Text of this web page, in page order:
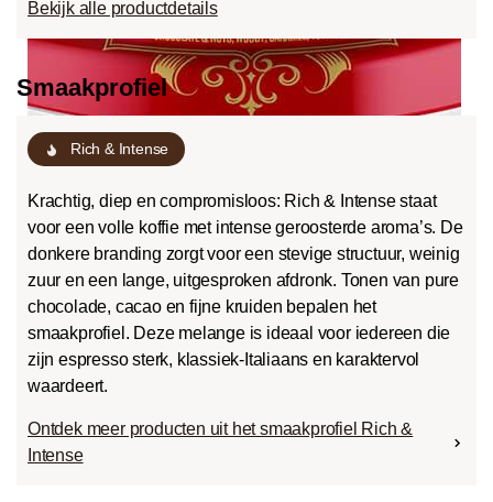
Bekijk alle productdetails
Smaakprofiel
Rich & Intense
Krachtig, diep en compromisloos: Rich & Intense staat
voor een volle koffie met intense geroosterde aroma’s. De
donkere branding zorgt voor een stevige structuur, weinig
zuur en een lange, uitgesproken afdronk. Tonen van pure
chocolade, cacao en fijne kruiden bepalen het
smaakprofiel. Deze melange is ideaal voor iedereen die
zijn espresso sterk, klassiek-Italiaans en karaktervol
waardeert.
Ontdek meer producten uit het smaakprofiel Rich &
Intense